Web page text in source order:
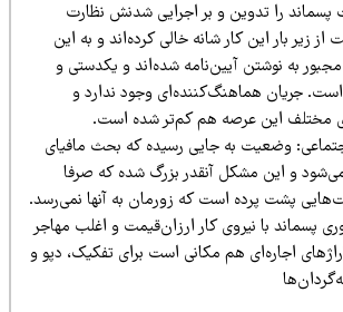
را تدوین و بر اجرایی شدنش نظارت
این کار شانه خالی کرده‌اند و به این
نوشتن آیین‌نامه شده‌اند و یکدستی و
هماهنگ‌کننده‌ای وجود ندارد و
این عرصه هم کم‌تر شده است.
وضعیت به جایی رسیده که بحث مافیای
و این مشکل آنقدر بزرگ شده که صرفا
پشت پرده است که زورمان به آنها نمی‌رسد.
با نیروی کار ارزان‌قیمت و اغلب مهاجر
اجاره‌ای هم مکانی است برای تفکیک، دپو و